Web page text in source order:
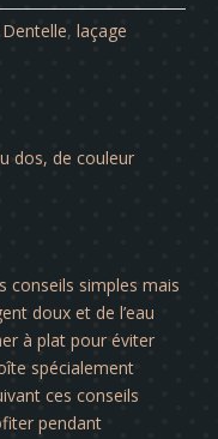
Dentelle, laçage
dos, de couleur
conseils simples mais
doux et de l’eau
à plat pour éviter
spécialement
ces conseils
pendant